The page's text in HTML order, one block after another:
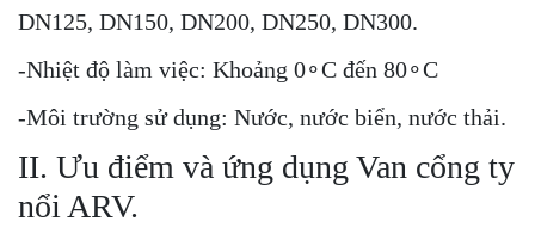
DN125, DN150, DN200, DN250, DN300.
-Nhiệt độ làm việc: Khoảng 0∘C đến 80∘C
-Môi trường sử dụng: Nước, nước biển, nước thải.
II. Ưu điểm và ứng dụng Van cổng ty
nổi ARV.